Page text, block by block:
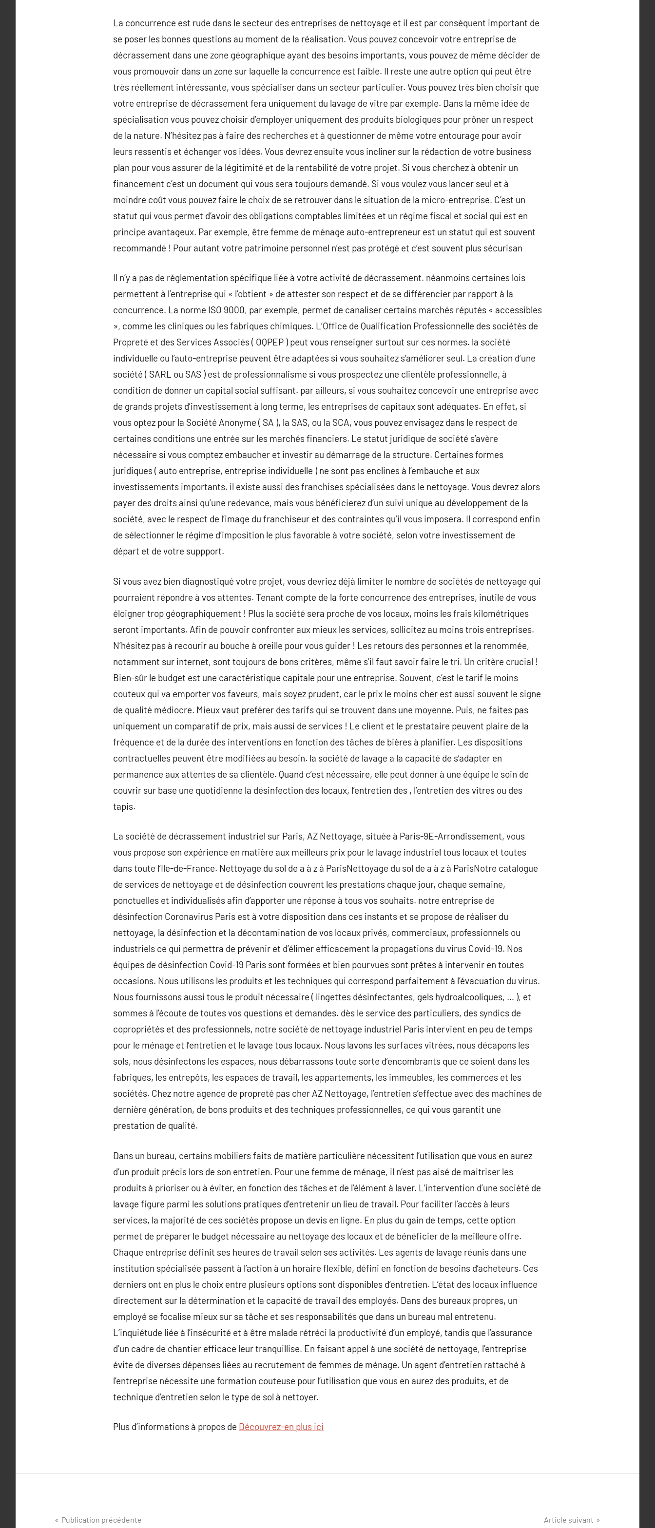
La concurrence est rude dans le secteur des entreprises de nettoyage et il est par conséquent important de
se poser les bonnes questions au moment de la réalisation. Vous pouvez concevoir votre entreprise de
décrassement dans une zone géographique ayant des besoins importants, vous pouvez de même décider de
vous promouvoir dans un zone sur laquelle la concurrence est faible. Il reste une autre option qui peut être
très réellement intéressante, vous spécialiser dans un secteur particulier. Vous pouvez très bien choisir que
votre entreprise de décrassement fera uniquement du lavage de vitre par exemple. Dans la même idée de
spécialisation vous pouvez choisir d’employer uniquement des produits biologiques pour prôner un respect
de la nature. N’hésitez pas à faire des recherches et à questionner de même votre entourage pour avoir
leurs ressentis et échanger vos idées. Vous devrez ensuite vous incliner sur la rédaction de votre business
plan pour vous assurer de la légitimité et de la rentabilité de votre projet. Si vous cherchez à obtenir un
financement c’est un document qui vous sera toujours demandé. Si vous voulez vous lancer seul et à
moindre coût vous pouvez faire le choix de se retrouver dans le situation de la micro-entreprise. C’est un
statut qui vous permet d‘avoir des obligations comptables limitées et un régime fiscal et social qui est en
principe avantageux. Par exemple, être femme de ménage auto-entrepreneur est un statut qui est souvent
recommandé ! Pour autant votre patrimoine personnel n’est pas protégé et c’est souvent plus sécurisan
Il n’y a pas de réglementation spécifique liée à votre activité de décrassement. néanmoins certaines lois
permettent à l’entreprise qui « l’obtient » de attester son respect et de se différencier par rapport à la
concurrence. La norme ISO 9000, par exemple, permet de canaliser certains marchés réputés « accessibles
», comme les cliniques ou les fabriques chimiques. L’Office de Qualification Professionnelle des sociétés de
Propreté et des Services Associés ( OQPEP ) peut vous renseigner surtout sur ces normes. la société
individuelle ou l’auto-entreprise peuvent être adaptées si vous souhaitez s’améliorer seul. La création d’une
société ( SARL ou SAS ) est de professionnalisme si vous prospectez une clientèle professionnelle, à
condition de donner un capital social suffisant. par ailleurs, si vous souhaitez concevoir une entreprise avec
de grands projets d’investissement à long terme, les entreprises de capitaux sont adéquates. En effet, si
vous optez pour la Société Anonyme ( SA ), la SAS, ou la SCA, vous pouvez envisagez dans le respect de
certaines conditions une entrée sur les marchés financiers. Le statut juridique de société s’avère
nécessaire si vous comptez embaucher et investir au démarrage de la structure. Certaines formes
juridiques ( auto entreprise, entreprise individuelle ) ne sont pas enclines à l’embauche et aux
investissements importants. il existe aussi des franchises spécialisées dans le nettoyage. Vous devrez alors
payer des droits ainsi qu’une redevance, mais vous bénéficierez d’un suivi unique au développement de la
société, avec le respect de l’image du franchiseur et des contraintes qu’il vous imposera. Il correspond enfin
de sélectionner le régime d’imposition le plus favorable à votre société, selon votre investissement de
départ et de votre suppport.
Si vous avez bien diagnostiqué votre projet, vous devriez déjà limiter le nombre de sociétés de nettoyage qui
pourraient répondre à vos attentes. Tenant compte de la forte concurrence des entreprises, inutile de vous
éloigner trop géographiquement ! Plus la société sera proche de vos locaux, moins les frais kilométriques
seront importants. Afin de pouvoir confronter aux mieux les services, sollicitez au moins trois entreprises.
N’hésitez pas à recourir au bouche à oreille pour vous guider ! Les retours des personnes et la renommée,
notamment sur internet, sont toujours de bons critères, même s’il faut savoir faire le tri. Un critère crucial !
Bien-sûr le budget est une caractéristique capitale pour une entreprise. Souvent, c’est le tarif le moins
couteux qui va emporter vos faveurs, mais soyez prudent, car le prix le moins cher est aussi souvent le signe
de qualité médiocre. Mieux vaut preférer des tarifs qui se trouvent dans une moyenne. Puis, ne faites pas
uniquement un comparatif de prix, mais aussi de services ! Le client et le prestataire peuvent plaire de la
fréquence et de la durée des interventions en fonction des tâches de bières à planifier. Les dispositions
contractuelles peuvent être modifiées au besoin. la société de lavage a la capacité de s’adapter en
permanence aux attentes de sa clientèle. Quand c’est nécessaire, elle peut donner à une équipe le soin de
couvrir sur base une quotidienne la désinfection des locaux, l’entretien des , l’entretien des vitres ou des
tapis.
La société de décrassement industriel sur Paris, AZ Nettoyage, située à Paris-9E-Arrondissement, vous
vous propose son expérience en matière aux meilleurs prix pour le lavage industriel tous locaux et toutes
dans toute l’Ile-de-France. Nettoyage du sol de a à z à ParisNettoyage du sol de a à z à ParisNotre catalogue
de services de nettoyage et de désinfection couvrent les prestations chaque jour, chaque semaine,
ponctuelles et individualisés afin d’apporter une réponse à tous vos souhaits. notre entreprise de
désinfection Coronavirus Paris est à votre disposition dans ces instants et se propose de réaliser du
nettoyage, la désinfection et la décontamination de vos locaux privés, commerciaux, professionnels ou
industriels ce qui permettra de prévenir et d’élimer efficacement la propagations du virus Covid-19. Nos
équipes de désinfection Covid-19 Paris sont formées et bien pourvues sont prêtes à intervenir en toutes
occasions. Nous utilisons les produits et les techniques qui correspond parfaitement à l’évacuation du virus.
Nous fournissons aussi tous le produit nécessaire ( lingettes désinfectantes, gels hydroalcooliques, … ), et
sommes à l’écoute de toutes vos questions et demandes. dès le service des particuliers, des syndics de
copropriétés et des professionnels, notre société de nettoyage industriel Paris intervient en peu de temps
pour le ménage et l’entretien et le lavage tous locaux. Nous lavons les surfaces vitrées, nous décapons les
sols, nous désinfectons les espaces, nous débarrassons toute sorte d’encombrants que ce soient dans les
fabriques, les entrepôts, les espaces de travail, les appartements, les immeubles, les commerces et les
sociétés. Chez notre agence de propreté pas cher AZ Nettoyage, l’entretien s’effectue avec des machines de
dernière génération, de bons produits et des techniques professionnelles, ce qui vous garantit une
prestation de qualité.
Dans un bureau, certains mobiliers faits de matière particulière nécessitent l’utilisation que vous en aurez
d’un produit précis lors de son entretien. Pour une femme de ménage, il n’est pas aisé de maitriser les
produits à prioriser ou à éviter, en fonction des tâches et de l’élément à laver. L’intervention d’une société de
lavage figure parmi les solutions pratiques d’entretenir un lieu de travail. Pour faciliter l’accès à leurs
services, la majorité de ces sociétés propose un devis en ligne. En plus du gain de temps, cette option
permet de préparer le budget nécessaire au nettoyage des locaux et de bénéficier de la meilleure offre.
Chaque entreprise définit ses heures de travail selon ses activités. Les agents de lavage réunis dans une
institution spécialisée passent à l’action à un horaire flexible, défini en fonction de besoins d’acheteurs. Ces
derniers ont en plus le choix entre plusieurs options sont disponibles d’entretien. L’état des locaux influence
directement sur la détermination et la capacité de travail des employés. Dans des bureaux propres, un
employé se focalise mieux sur sa tâche et ses responsabilités que dans un bureau mal entretenu.
L’inquiétude liée à l’insécurité et à être malade rétréci la productivité d’un employé, tandis que l’assurance
d’un cadre de chantier efficace leur tranquillise. En faisant appel à une société de nettoyage, l’entreprise
évite de diverses dépenses liées au recrutement de femmes de ménage. Un agent d’entretien rattaché à
l’entreprise nécessite une formation couteuse pour l’utilisation que vous en aurez des produits, et de
technique d’entretien selon le type de sol à nettoyer.
Plus d’informations à propos de Découvrez-en plus ici
Navigation
Publication précédente Article suivant